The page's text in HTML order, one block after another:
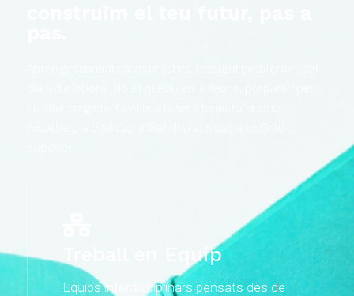
Treball en Equip
Equips interdisciplinars pensats des de